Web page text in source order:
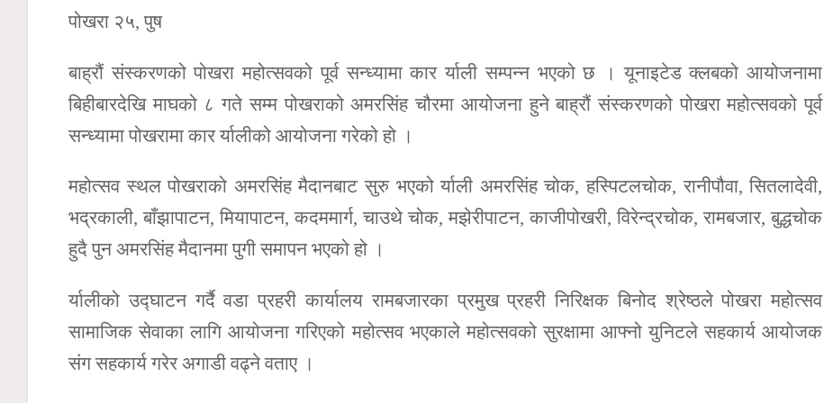
पोखरा २५, पुष
बाह्रौं संस्करणको पोखरा महोत्सवको पूर्व सन्ध्यामा कार र्याली सम्पन्न भएको छ । यूनाइटेड क्लबको आयोजनामा
बिहीबारदेखि माघको ८ गते सम्म पोखराको अमरसिंह चौरमा आयोजना हुने बाह्रौं संस्करणको पोखरा महोत्सवको पूर्व
सन्ध्यामा पोखरामा कार र्यालीको आयोजना गरेको हो ।
महोत्सव स्थल पोखराको अमरसिंह मैदानबाट सुरु भएको र्याली अमरसिंह चोक, हस्पिटलचोक, रानीपौवा, सितलादेवी,
भद्रकाली, बाँझापाटन, मियापाटन, कदममार्ग, चाउथे चोक, मझेरीपाटन, काजीपोखरी, विरेन्द्रचोक, रामबजार, बुद्धचोक
हुदै पुन अमरसिंह मैदानमा पुगी समापन भएको हो ।
र्यालीको उद्घाटन गर्दै वडा प्रहरी कार्यालय रामबजारका प्रमुख प्रहरी निरिक्षक बिनोद श्रेष्ठले पोखरा महोत्सव
सामाजिक सेवाका लागि आयोजना गरिएको महोत्सव भएकाले महोत्सवको सुरक्षामा आफ्नो युनिटले सहकार्य आयोजक
संग सहकार्य गरेर अगाडी वढ्ने वताए ।